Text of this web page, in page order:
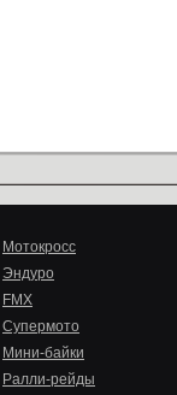
Мотокросс
Эндуро
FMX
Супермото
Мини-байки
Ралли-рейды